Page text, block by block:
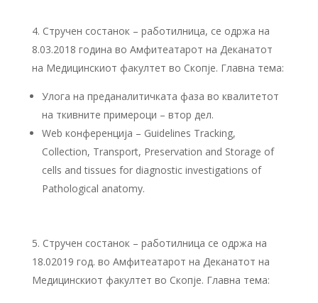
Стручен состанок – работилница, се одржа на
8.03.2018 година во Амфитеатарот на Деканатот
на Медицинскиот факултет во Скопје. Главна тема:
Улога на преданалитичката фаза во квалитетот
на ткивните примероци – втор дел.
Web конференција – Guidelines Tracking,
Collection, Transport, Preservation and Storage of
cells and tissues for diagnostic investigations of
Pathological anatomy.
Стручен состанок – работилница се одржа на
18.02019 год. во Амфитеатарот на Деканатот на
Медицинскиот факултет во Скопје. Главна тема: